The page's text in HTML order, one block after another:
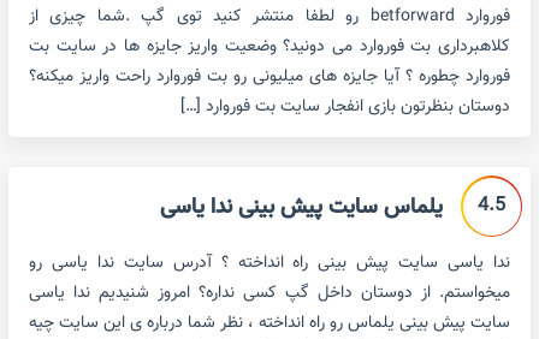
فوروارد betforward رو لطفا منتشر کنید توی گپ .شما چیزی از
کلاهبرداری بت فوروارد می دونید؟ وضعیت واریز جایزه ها در سایت بت
فوروارد چطوره ؟ آیا جایزه های میلیونی رو بت فوروارد راحت واریز میکنه؟
دوستان بنظرتون بازی انفجار سایت بت فوروارد […]
4.5 یلماس سایت پیش بینی ندا یاسی
ندا یاسی سایت پیش بینی راه انداخته ؟ آدرس سایت ندا یاسی رو
میخواستم. از دوستان داخل گپ کسی نداره؟ امروز شنیدیم ندا یاسی
سایت پیش بینی یلماس رو راه انداخته ، نظر شما درباره ی این سایت چیه